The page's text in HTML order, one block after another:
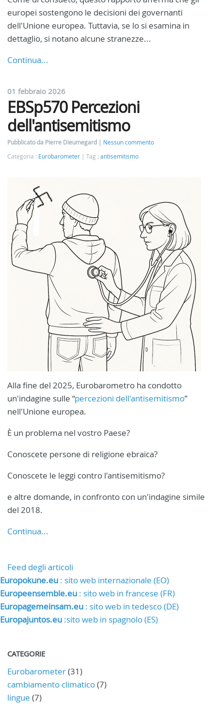
europei sostengono le decisioni dei governanti
dell'Unione europea. Tuttavia, se lo si esamina in
dettaglio, si notano alcune stranezze...
Continua...
01 febbraio 2026
EBSp570 Percezioni
dell'antisemitismo
Pubblicato da Pierre Dieumegard
Nessun commento
Categoria : Eurobarometer Tag : antisemitismo
Alla fine del 2025, Eurobarometro ha condotto
un'indagine sulle “percezioni dell'antisemitismo”
nell'Unione europea.
È un problema nel vostro Paese?
Conoscete persone di religione ebraica?
Conoscete le leggi contro l'antisemitismo?
e altre domande, in confronto con un'indagine simile
del 2018.
Continua...
Feed degli articoli
Europokune.eu : sito web internazionale (EO)
Europeensemble.eu : sito web in francese (FR)
Europagemeinsam.eu : sito web in tedesco (DE)
Europajuntos.eu :sito web in spagnolo (ES)
CATEGORIE
Eurobarometer(31)
cambiamento climatico(7)
lingue (7)